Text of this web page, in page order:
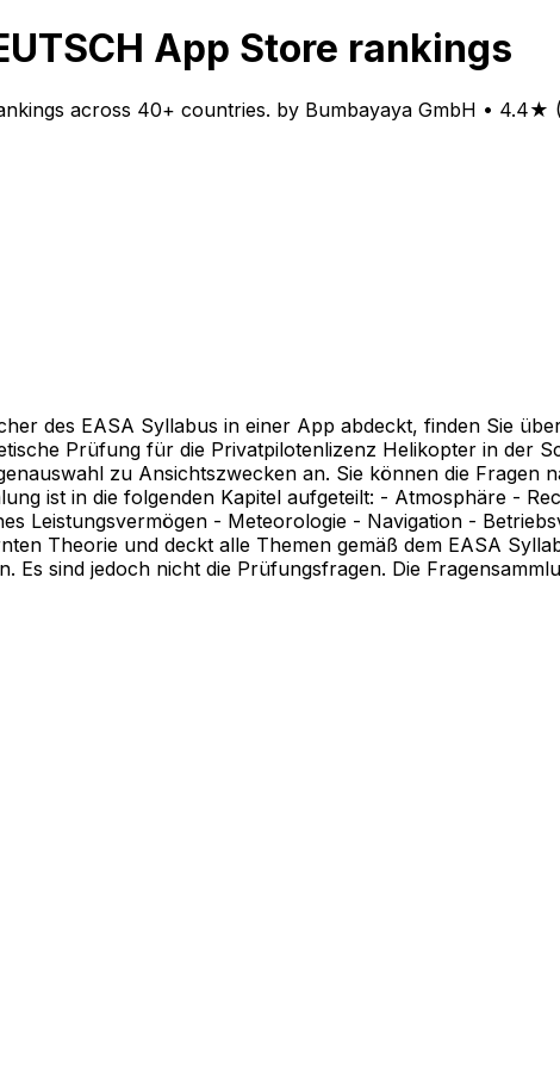
App Store rankings
across 40+ countries. by Bumbayaya GmbH • 4.4★
des EASA Syllabus in einer App abdeckt, finden Sie
Prüfung für die Privatpilotenlizenz Helikopter in der
zu Ansichtszwecken an. Sie können die Fragen
ist in die folgenden Kapitel aufgeteilt: - Atmosphäre -
Leistungsvermögen - Meteorologie - Navigation -
Theorie und deckt alle Themen gemäß dem EASA
sind jedoch nicht die Prüfungsfragen. Die